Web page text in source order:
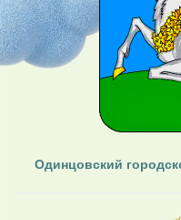
Одинцовский